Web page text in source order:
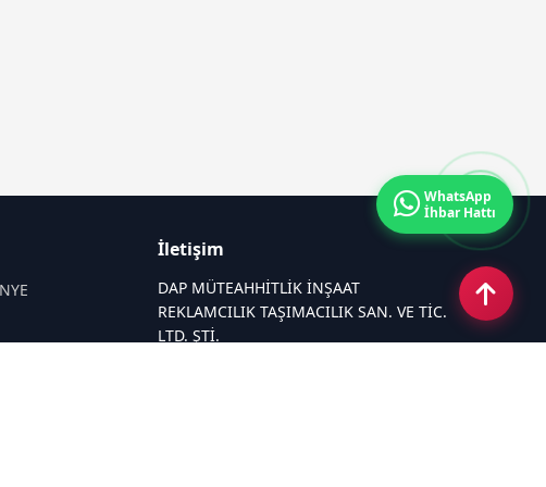
İletişim
DAP MÜTEAHHİTLİK İNŞAAT
REKLAMCILIK TAŞIMACILIK SAN. VE TİC.
LTD. ŞTİ.
WhatsApp
İhbar Hattı